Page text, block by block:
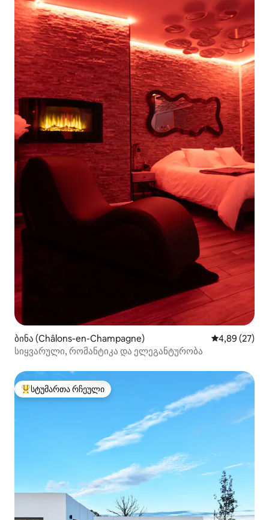
ბინა (Châlons-en-Champagne) საშუალო
4,89 (27)
სიყვარული, რომანტიკა და ელეგანტურობა
სტუმართა რჩეული მოწინავე ვარიანტი
სტუმართა რჩეული